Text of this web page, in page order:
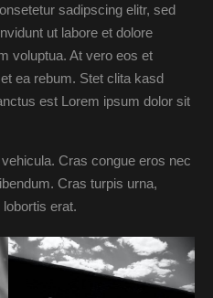
sadipscing elitr, sed
ut labore et dolore
voluptua. At vero eos et
ea rebum. Stet clita kasd
est Lorem ipsum dolor sit
Cras congue eros nec
Cras turpis urna,
erat.